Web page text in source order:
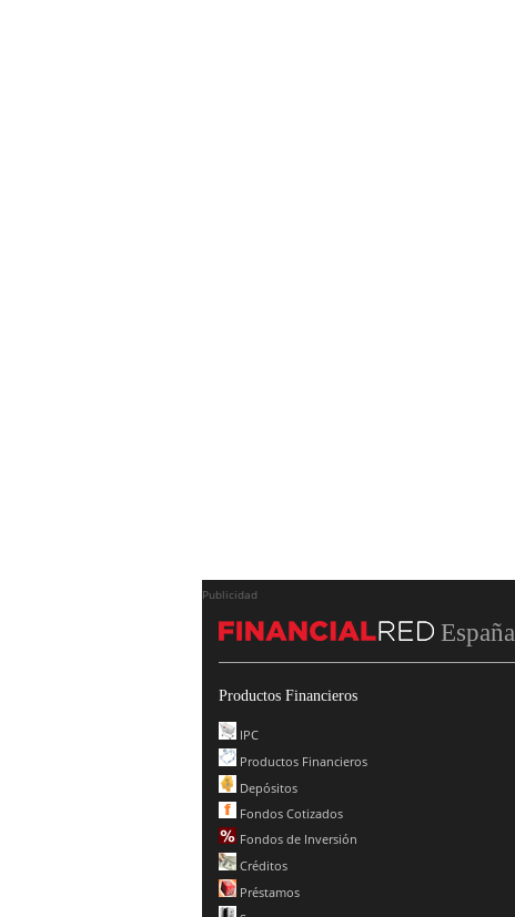
Publicidad
España
Productos Financieros
IPC
Productos Financieros
Depósitos
Fondos Cotizados
Fondos de Inversión
Créditos
Préstamos